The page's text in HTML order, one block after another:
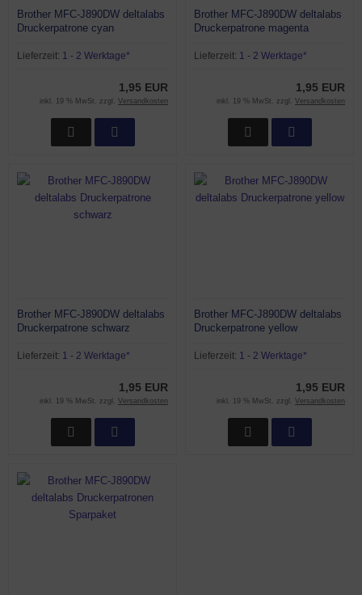
Brother MFC-J890DW deltalabs
Druckerpatrone cyan
Lieferzeit: 1 - 2 Werktage*
1,95 EUR
inkl. 19 % MwSt. zzgl. Versandkosten
Brother MFC-J890DW deltalabs
Druckerpatrone magenta
Lieferzeit: 1 - 2 Werktage*
1,95 EUR
inkl. 19 % MwSt. zzgl. Versandkosten
Brother MFC-J890DW deltalabs
Druckerpatrone schwarz
Lieferzeit: 1 - 2 Werktage*
1,95 EUR
inkl. 19 % MwSt. zzgl. Versandkosten
Brother MFC-J890DW deltalabs
Druckerpatrone yellow
Lieferzeit: 1 - 2 Werktage*
1,95 EUR
inkl. 19 % MwSt. zzgl. Versandkosten